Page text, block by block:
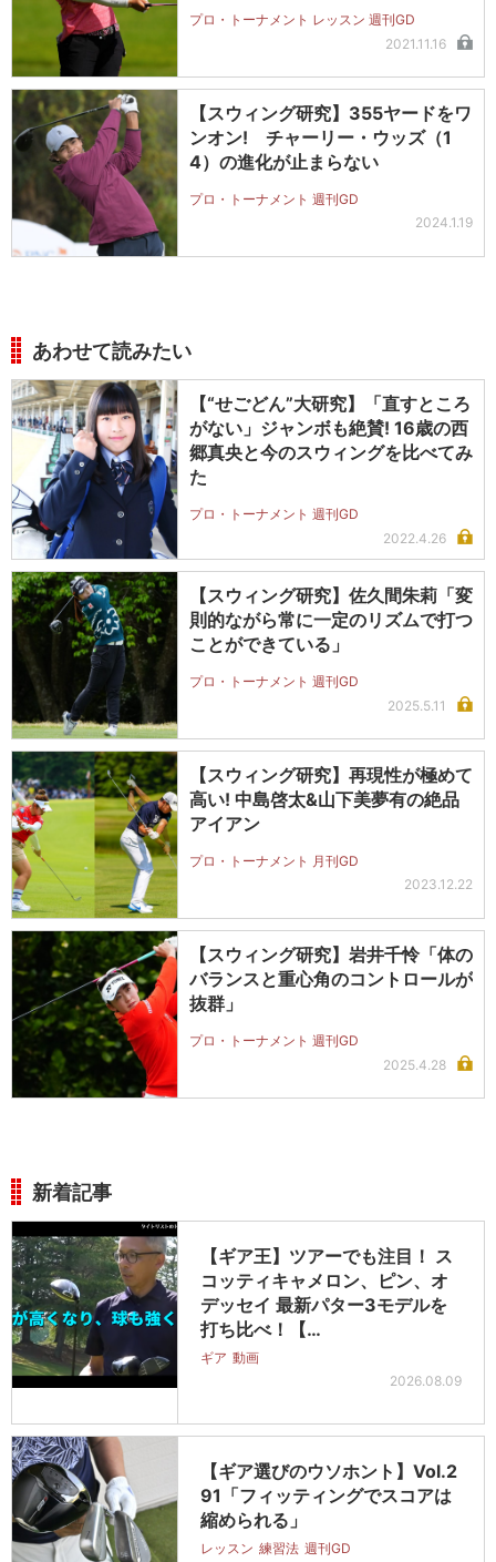
プロ・トーナメント レッスン 週刊GD
2021.11.16
【スウィング研究】355ヤードをワ
ンオン! チャーリー・ウッズ（1
4）の進化が止まらない
プロ・トーナメント 週刊GD
2024.1.19
あわせて読みたい
【“せごどん”大研究】「直すところ
がない」ジャンボも絶賛! 16歳の西
郷真央と今のスウィングを比べてみ
た
プロ・トーナメント 週刊GD
2022.4.26
【スウィング研究】佐久間朱莉「変
則的ながら常に一定のリズムで打つ
ことができている」
プロ・トーナメント 週刊GD
2025.5.11
【スウィング研究】再現性が極めて
高い! 中島啓太&山下美夢有の絶品
アイアン
プロ・トーナメント 月刊GD
2023.12.22
【スウィング研究】岩井千怜「体の
バランスと重心角のコントロールが
抜群」
プロ・トーナメント 週刊GD
2025.4.28
新着記事
【ギア王】ツアーでも注目！ ス
コッティキャメロン、ピン、オ
デッセイ 最新パター3モデルを
打ち比べ！【…
ギア 動画
2026.08.09
【ギア選びのウソホント】Vol.2
91「フィッティングでスコアは
縮められる」
レッスン 練習法 週刊GD